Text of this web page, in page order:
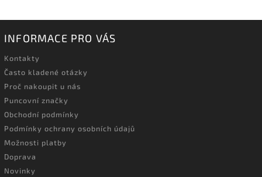
INFORMACE PRO VÁS
Kontakty
Často kladené otázky
Proč nakoupit u nás
Puncovní značky
Obchodní podmínky
Podmínky ochrany osobních údajů
Možnosti platby
Doprava
Novinky